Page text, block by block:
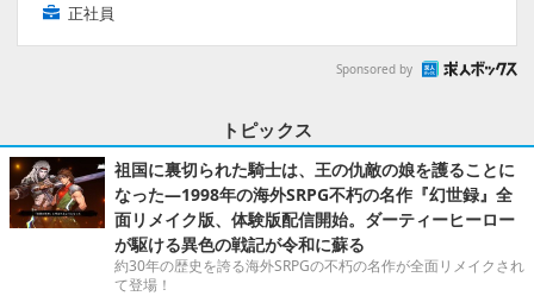
正社員
Sponsored by
トピックス
祖国に裏切られた騎士は、王の仇敵の娘を護ることに
なった―1998年の海外SRPG不朽の名作『幻世録』全
面リメイク版、体験版配信開始。ダーティーヒーロー
が駆ける異色の戦記が令和に蘇る
約30年の歴史を誇る海外SRPGの不朽の名作が全面リメイクされ
て登場！